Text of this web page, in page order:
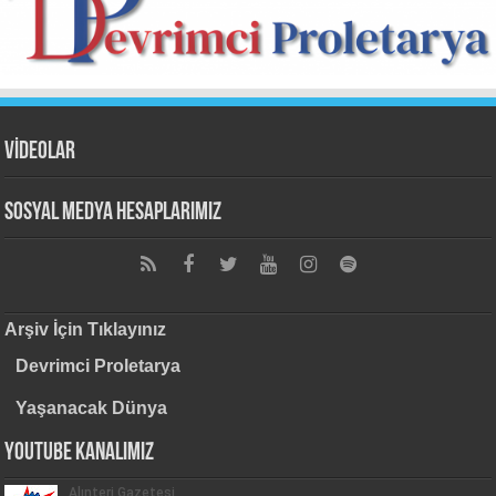
VİDEOLAR
Sosyal Medya Hesaplarımız
Arşiv İçin Tıklayınız
Devrimci Proletarya
Yaşanacak Dünya
Youtube Kanalımız